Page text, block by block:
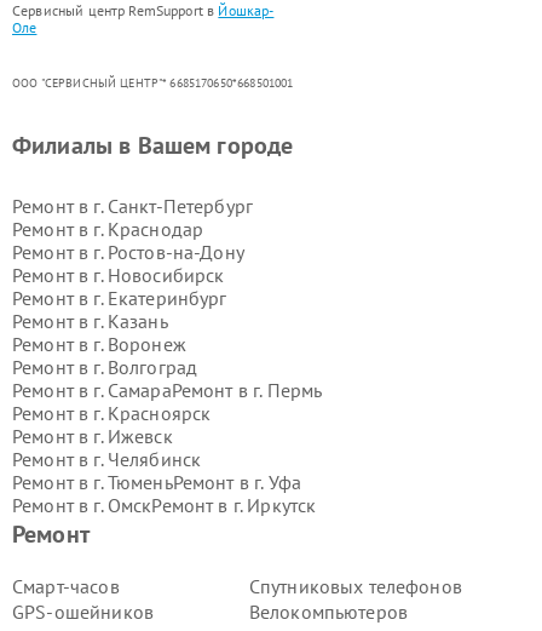
Сервисный центр RemSupport в Йошкар-
Оле
ООО "СЕРВИСНЫЙ ЦЕНТР"* 6685170650*668501001
Ремонт
Смарт-часов
GPS-ошейников
Спутниковых телефонов
Велокомпьютеров
Филиалы в Вашем городе
Ремонт в г. Санкт-Петербург
Ремонт в г. Краснодар
Ремонт в г. Ростов-на-Дону
Ремонт в г. Новосибирск
Ремонт в г. Екатеринбург
Ремонт в г. Казань
Ремонт в г. Воронеж
Ремонт в г. Волгоград
Ремонт в г. СамараРемонт в г. Пермь
Ремонт в г. Красноярск
Ремонт в г. Ижевск
Ремонт в г. Челябинск
Ремонт в г.ТюменьРемонт в г. Уфа
Ремонт в г. ОмскРемонт в г. Иркутск
Ремонт в г.
Ремонт в г.
Ремонт в г.Тольятти
Ремонт в г.Хабаровск